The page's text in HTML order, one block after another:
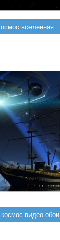
вселенная
видео обои